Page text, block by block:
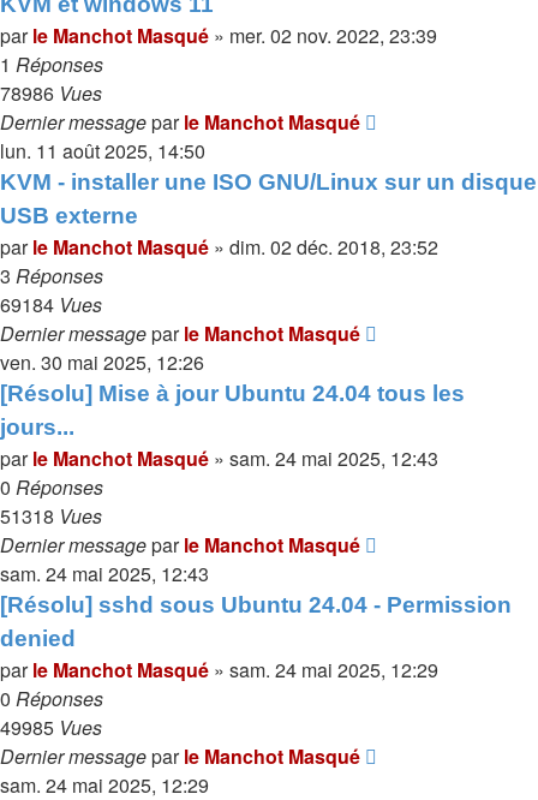
parle Manchot Masqué » mer. 02 nov. 2022, 23:39
1 Réponses
78986 Vues
Dernier messageparle Manchot Masqué
lun. 11 août 2025, 14:50
KVM - installer une ISO GNU/Linux sur un disque
USB externe
parle Manchot Masqué » dim. 02 déc. 2018, 23:52
3 Réponses
69184 Vues
Dernier messageparle Manchot Masqué
ven. 30 mai 2025, 12:26
[Résolu] Mise à jour Ubuntu 24.04 tous les
jours...
parle Manchot Masqué » sam. 24 mai 2025, 12:43
0 Réponses
51318 Vues
Dernier messageparle Manchot Masqué
sam. 24 mai 2025, 12:43
[Résolu] sshd sous Ubuntu 24.04 - Permission
denied
parle Manchot Masqué » sam. 24 mai 2025, 12:29
0 Réponses
49985 Vues
Dernier messageparle Manchot Masqué
sam. 24 mai 2025, 12:29